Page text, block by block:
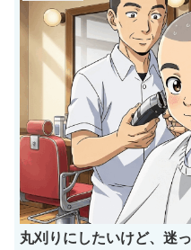
丸刈りにしたいけど、迷